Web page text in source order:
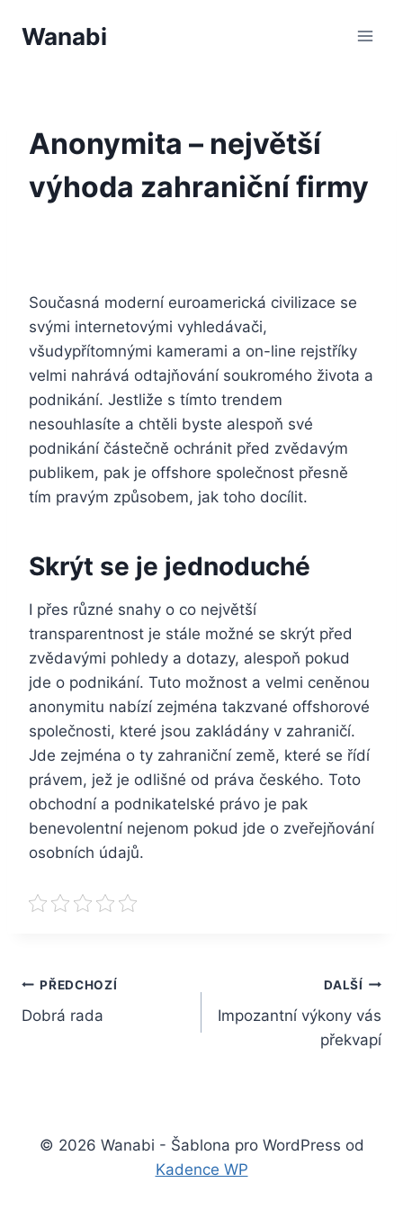
Wanabi
Anonymita – největší
výhoda zahraniční firmy
Současná moderní euroamerická civilizace se
svými internetovými vyhledávači,
všudypřítomnými kamerami a on-line rejstříky
velmi nahrává odtajňování soukromého života a
podnikání. Jestliže s tímto trendem
nesouhlasíte a chtěli byste alespoň své
podnikání částečně ochránit před zvědavým
publikem, pak je offshore společnost přesně
tím pravým způsobem, jak toho docílit.
Skrýt se je jednoduché
I přes různé snahy o co největší
transparentnost je stále možné se skrýt před
zvědavými pohledy a dotazy, alespoň pokud
jde o podnikání. Tuto možnost a velmi ceněnou
anonymitu nabízí zejména takzvané offshorové
společnosti, které jsou zakládány v zahraničí.
Jde zejména o ty zahraniční země, které se řídí
právem, jež je odlišné od práva českého. Toto
obchodní a podnikatelské právo je pak
benevolentní nejenom pokud jde o zveřejňování
osobních údajů.
Navigace
pro
PŘEDCHOZÍ
Dobrá rada
DALŠÍ
Impozantní výkony vás
překvapí
© 2026 Wanabi - Šablona pro WordPress od
Kadence WP